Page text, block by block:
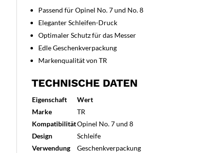
Passend für Opinel No. 7 und No. 8
Eleganter Schleifen-Druck
Optimaler Schutz für das Messer
Edle Geschenkverpackung
Markenqualität von TR
TECHNISCHE DATEN
Eigenschaft
Wert
Marke
TR
KompatibilitätOpinel No. 7 und 8
Design
Schleife
Verwendung
Geschenkverpackung